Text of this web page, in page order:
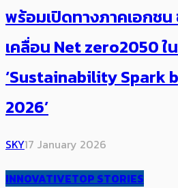
พร้อมเปิดทางภาคเอกช
เคลื่อน Net zero2050 ใ
‘Sustainability Spark
2026’
SKY17 January 2026
INNOVATIVETOP STORIES